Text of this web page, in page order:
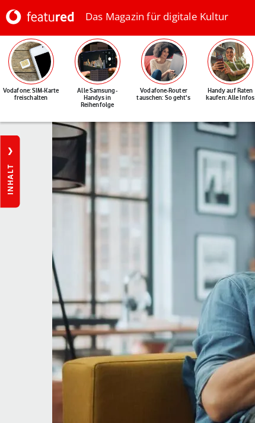
Das Magazin für digitale Kultur
Vodafone: SIM-Karte
freischalten
Alle Samsung-
Handys in
Reihenfolge
Vodafone-Router
tauschen: So geht's
Handy auf Raten
kaufen: Alle Infos
INHALT